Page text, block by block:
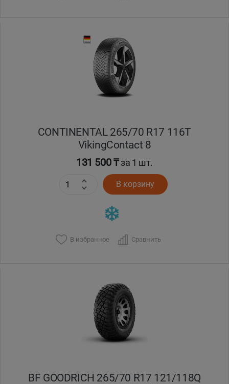
CONTINENTAL 265/70 R17 116T
VikingContact 8
131 500 ₸за 1 шт.
В корзину
В избранное Сравнить
BF GOODRICH 265/70 R17 121/118Q